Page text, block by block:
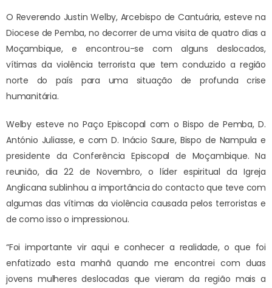
O Reverendo Justin Welby, Arcebispo de Cantuária, esteve na
Diocese de Pemba, no decorrer de uma visita de quatro dias a
Moçambique, e encontrou-se com alguns deslocados,
vítimas da violência terrorista que tem conduzido a região
norte do país para uma situação de profunda crise
humanitária.
Welby esteve no Paço Episcopal com o Bispo de Pemba, D.
António Juliasse, e com D. Inácio Saure, Bispo de Nampula e
presidente da Conferência Episcopal de Moçambique. Na
reunião, dia 22 de Novembro, o líder espiritual da Igreja
Anglicana sublinhou a importância do contacto que teve com
algumas das vítimas da violência causada pelos terroristas e
de como isso o impressionou.
“Foi importante vir aqui e conhecer a realidade, o que foi
enfatizado esta manhã quando me encontrei com duas
jovens mulheres deslocadas que vieram da região mais a